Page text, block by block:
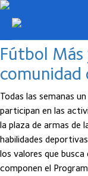
Posts del
Fútbol
Todas las semanas
participan en las
la plaza de armas de
habilidades
los valores que
componen el